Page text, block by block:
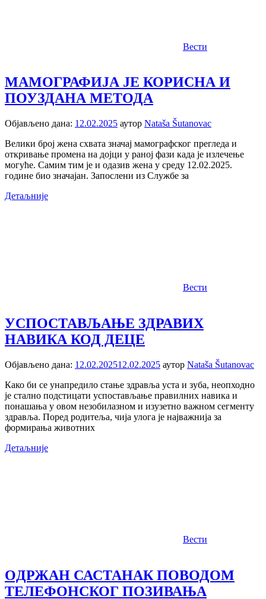
Вести
МАМОГРАФИЈА ЈЕ КОРИСНА И
ПОУЗДАНА МЕТОДА
Објављено дана: 12.02.2025 аутор Nataša Šutanovac
Велики број жена схвата значај мамографског прегледа и
откривање промена на дојци у раној фази када је излечење
могуће. Самим тим је и одазив жена у среду 12.02.2025.
године био значајан. Запослени из Службе за
Детаљније
Вести
УСПОСТАВЉАЊЕ ЗДРАВИХ
НАВИКА КОД ДЕЦЕ
Објављено дана: 12.02.202512.02.2025 аутор Nataša Šutanovac
Како би се унапредило стање здравља уста и зуба, неопходно
је стално подстицати успостављање правилних навика и
понашања у овом незобилазном и изузетно важном сегменту
здравља. Поред родитеља, чија улога је најважнија за
формирања животних
Детаљније
Вести
OДРЖАН САСТАНАК ПОВОДОМ
ТЕЛЕФОНСКОГ ПОЗИВАЊА